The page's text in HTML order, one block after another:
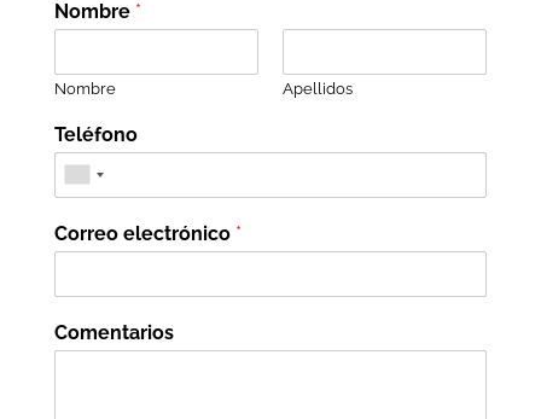
Nombre *
Nombre Apellidos
Teléfono
Correo electrónico *
Comentarios